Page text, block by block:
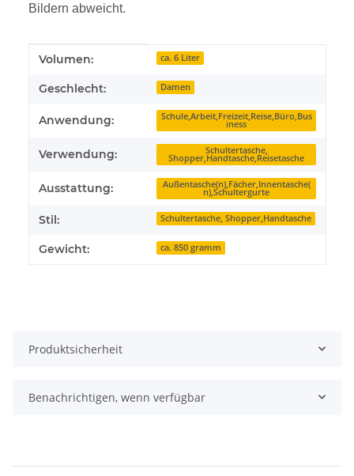
Bildern abweicht.
Produkteigenschaft
Wert
Volumen: ca. 6 Liter
Geschlecht: Damen
Anwendung: Schule,Arbeit,Freizeit,Reise,Büro,Bus
iness
Verwendung: Schultertasche,
Shopper,Handtasche,Reisetasche
Ausstattung: Außentasche(n),Fächer,Innentasche(
n),Schultergurte
Stil: Schultertasche, Shopper,Handtasche
Gewicht: ca. 850 gramm
Produktsicherheit
Benachrichtigen, wenn verfügbar